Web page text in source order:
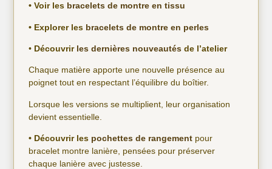
• Voir les bracelets de montre en tissu
• Explorer les bracelets de montre en perles
• Découvrir les dernières nouveautés de l’atelier
Chaque matière apporte une nouvelle présence au
poignet tout en respectant l’équilibre du boîtier.
Lorsque les versions se multiplient, leur organisation
devient essentielle.
• Découvrir les pochettes de rangement pour
bracelet montre lanière, pensées pour préserver
chaque lanière avec justesse.